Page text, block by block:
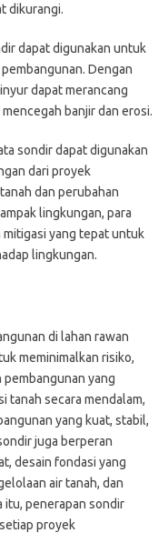
dikurangi.
dapat digunakan untuk
Dengan
dapat merancang
banjir dan erosi.
sondir dapat digunakan
dari proyek
dan perubahan
lingkungan, para
yang tepat untuk
lingkungan.
di lahan rawan
meminimalkan risiko,
pembangunan yang
tanah secara mendalam,
yang kuat, stabil,
juga berperan
desain fondasi yang
air tanah, dan
itu, penerapan sondir
proyek